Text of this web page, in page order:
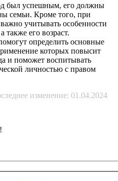
был успешным, его должны
семьи. Кроме того, при
учитывать особенности
также его возраст.
определить основные
которых повысит
и поможет воспитывать
личностью с правом
изменение: 01.04.2024
!